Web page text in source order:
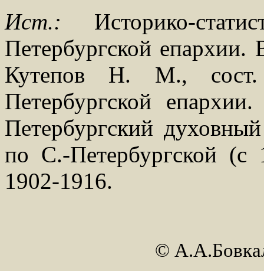
Ист.: Историко-
Петербургской
Кутепов Н. М.,
Петербургской
Петербургский
по С.-Петербургской (с
1902-1916.
©